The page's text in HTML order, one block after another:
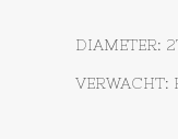
DIAMETER:
VERWACHT: